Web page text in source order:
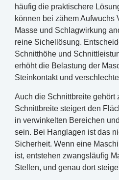
häufig die praktischere
können bei zähem Aufwuchs
Masse und Schlagwirkung
reine Sichellösung.
Schnitthöhe und
erhöht die Belastung der
Steinkontakt und
Auch die Schnittbreite gehört
Schnittbreite steigert den
in verwinkelten Bereichen
sein. Bei Hanglagen ist das
Sicherheit. Wenn eine
ist, entstehen zwangsläufig
Stellen, und genau dort